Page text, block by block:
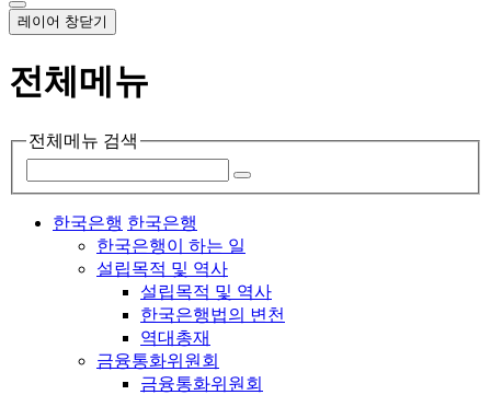
레이어 창닫기
전체메뉴
전체메뉴 검색
한국은행 한국은행
한국은행이 하는 일
설립목적 및 역사
설립목적 및 역사
한국은행법의 변천
역대총재
금융통화위원회
금융통화위원회